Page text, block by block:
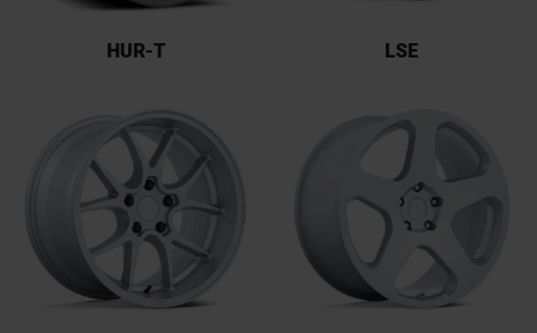
HUR-T LSE